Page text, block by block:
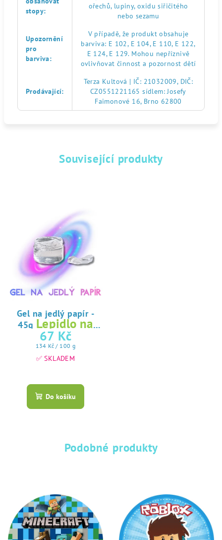
stopy:
ořechů, lupiny, oxidu siřičitého
nebo sezamu
Upozornění
pro
barviva:
V případě, že produkt obsahuje
barviva: E 102, E 104, E 110, E 122,
E 124, E 129. Mohou nepříznivě
ovlivňovat činnost a pozornost dětí
Prodávající:
Terza Kultová | IČ: 21032009, DIČ:
CZ0551221165 sídlem: Josefy
Faimonové 16, Brno 62800
Související produkty
Gel na jedlý papír -
45g Lepidlo na
jedlý papír
67 Kč
Měrná
cena:
134 Kč / 100 g
✅ SKLADEM
hodnocení
produktu
hvězdiček.
Do košíku
Podobné produkty